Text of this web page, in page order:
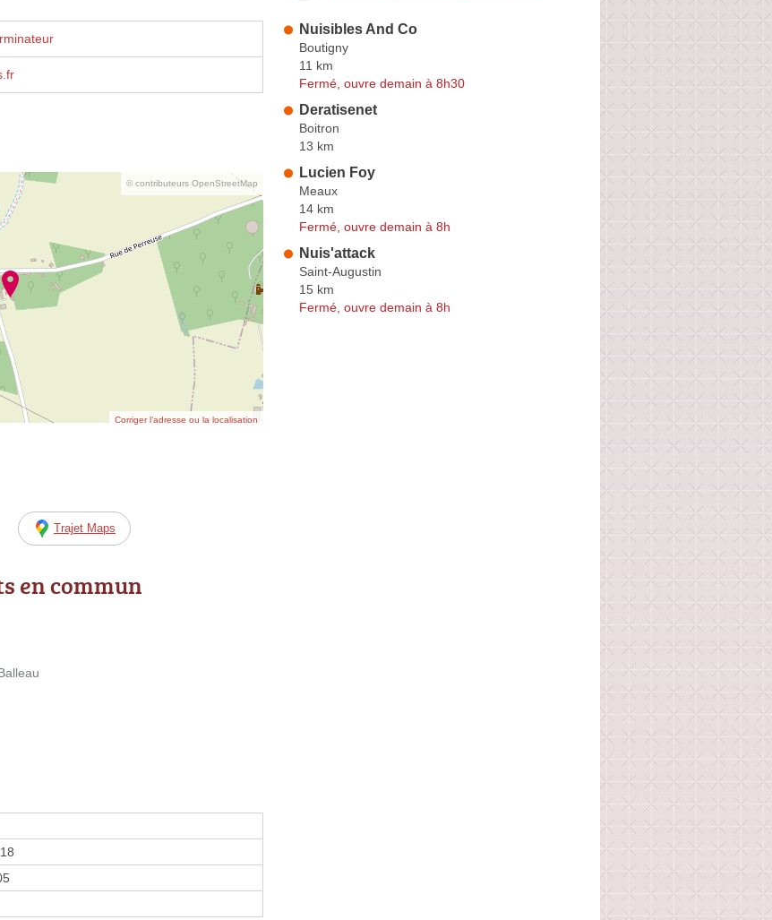
© contributeurs OpenStreetMap
Corriger l’adresse ou la localisation
Trajet Maps
en commun
Nuisibles And Co
Boutigny
11 km
Fermé, ouvre demain à 8h30
Deratisenet
Boitron
13 km
Lucien Foy
Meaux
14 km
Fermé, ouvre demain à 8h
Nuis'attack
Saint-Augustin
15 km
Fermé, ouvre demain à 8h